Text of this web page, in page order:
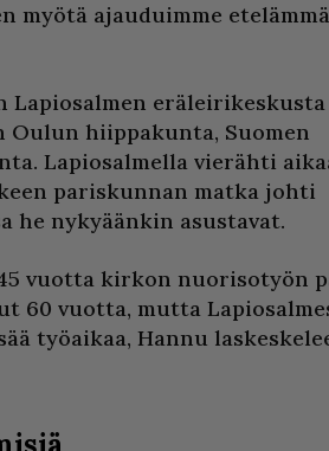
myötä ajauduimme
eräleirikeskusta
hiippakunta, Suomen
Lapiosalmella vierähti
pariskunnan matka johti
he nykyäänkin asustavat.
vuotta kirkon nuorisotyön
60 vuotta, mutta
työaikaa, Hannu